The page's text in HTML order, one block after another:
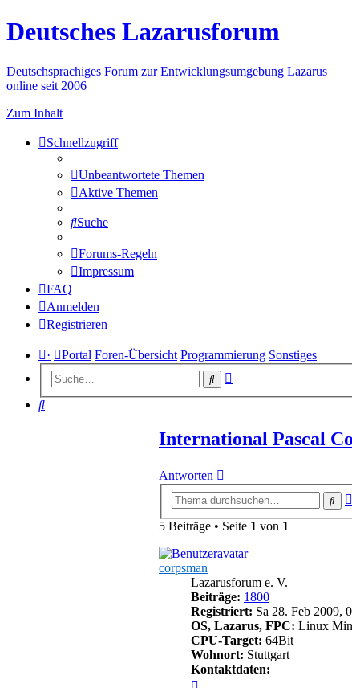
Deutsches Lazarusforum
Deutschsprachiges Forum zur Entwicklungsumgebung Lazarus
online seit 2006
Zum Inhalt
Schnellzugriff
Unbeantwortete Themen
Aktive Themen
Suche
Forums-Regeln
Impressum
FAQ
Anmelden
Registrieren
· Portal Foren-Übersicht Programmierung Sonstiges
Suche
Suche
International Pascal
Antworten
5 Beiträge • Seite 1 von 1
corpsman
Lazarusforum e. V.
Beiträge: 1800
Registriert: Sa 28. Feb 2009,
OS, Lazarus, FPC: Linux
CPU-Target: 64Bit
Wohnort: Stuttgart
Kontaktdaten: